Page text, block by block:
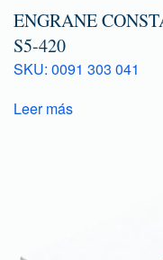
ENGRANE
S5-420
SKU: 0091 303 041
Leer más